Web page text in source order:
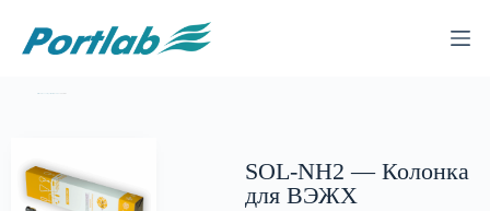
SOL-NH2 — Колонка
для ВЭЖХ